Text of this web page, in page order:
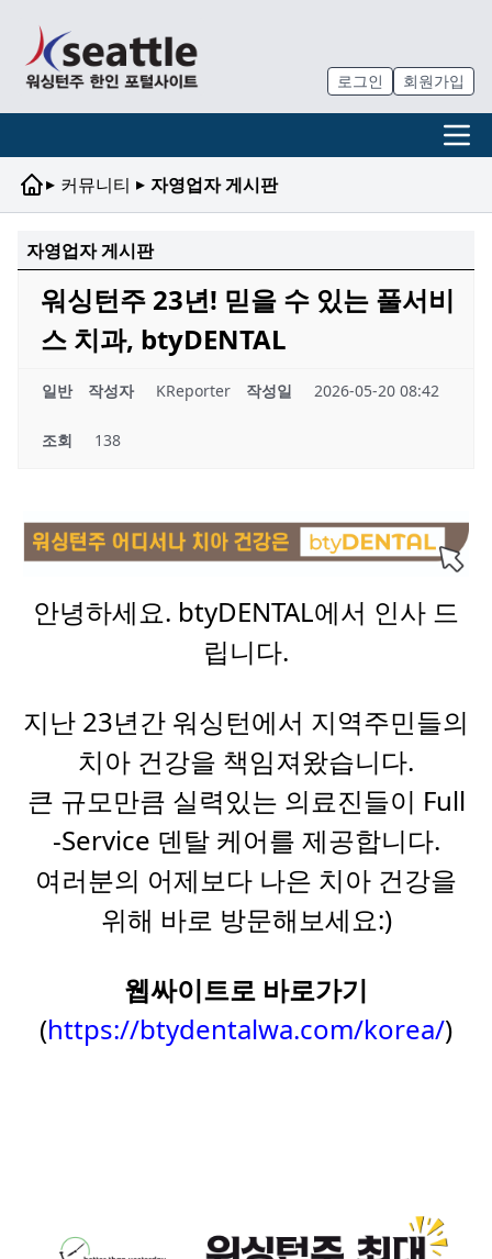
로그인 회원가입
▸ 커뮤니티 ▸ 자영업자 게시판
자영업자 게시판
워싱턴주 23년! 믿을 수 있는 풀서비
스 치과, btyDENTAL
일반 작성자 KReporter 작성일 2026-05-20 08:42
조회 138
안녕하세요. btyDENTAL에서 인사 드
립니다.
지난 23년간 워싱턴에서 지역주민들의
치아 건강을 책임져왔습니다.
큰 규모만큼 실력있는 의료진들이 Full
-Service 덴탈 케어를 제공합니다.
여러분의 어제보다 나은 치아 건강을
위해 바로 방문해보세요:)
웹싸이트로 바로가기
(https://btydentalwa.com/korea/)